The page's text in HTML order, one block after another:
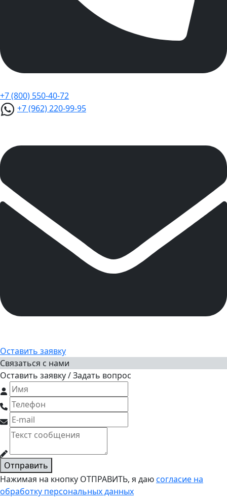
+7 (800) 550-40-72
+7 (962) 220-99-95
Оставить заявку
Связаться с нами
Оставить заявку / Задать вопрос
Отправить
Нажимая на кнопку ОТПРАВИТЬ, я даюсогласие на
обработку персональных данных